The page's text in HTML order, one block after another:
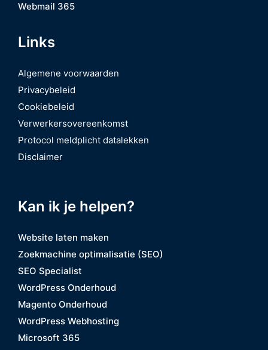
Webmail 365
Links
Algemene voorwaarden
Privacybeleid
Cookiebeleid
Verwerkersovereenkomst
Protocol meldplicht datalekken
Disclaimer
Kan ik je helpen?
Website laten maken
Zoekmachine optimalisatie (SEO)
SEO Specialist
WordPress Onderhoud
Magento Onderhoud
WordPress Webhosting
Microsoft 365